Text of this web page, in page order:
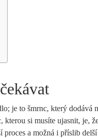
je to šmrnc, který dodává
si musíte ujasnit, je,
a možná i příslib